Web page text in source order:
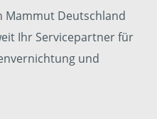
Deutschland
Ihr Servicepartner für
und